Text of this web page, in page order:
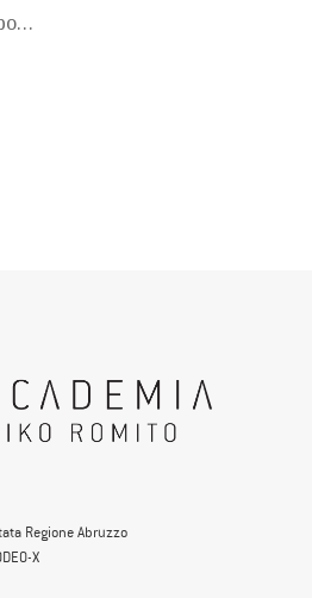
Regione Abruzzo
X